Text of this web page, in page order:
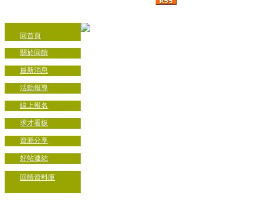
回首頁
關於回饋
最新消息
活動報導
線上報名
求才看板
資源分享
好站連結
回饋資料庫